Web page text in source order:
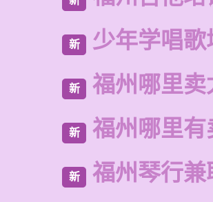
新 少年学唱
新 福州哪里
新 福州哪里
新 福州琴行